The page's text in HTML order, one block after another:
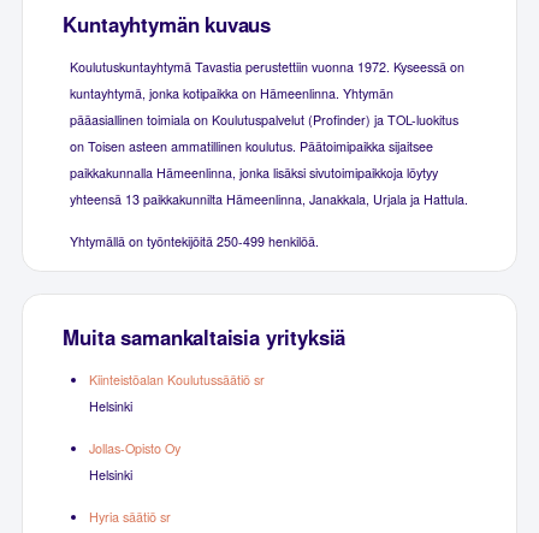
Kuntayhtymän kuvaus
Koulutuskuntayhtymä Tavastia perustettiin vuonna 1972. Kyseessä on
kuntayhtymä, jonka kotipaikka on Hämeenlinna. Yhtymän
pääasiallinen toimiala on Koulutuspalvelut (Profinder) ja TOL-luokitus
on Toisen asteen ammatillinen koulutus. Päätoimipaikka sijaitsee
paikkakunnalla Hämeenlinna, jonka lisäksi sivutoimipaikkoja löytyy
yhteensä 13 paikkakunnilta Hämeenlinna, Janakkala, Urjala ja Hattula.
Yhtymällä on työntekijöitä 250-499 henkilöä.
Muita samankaltaisia yrityksiä
Kiinteistöalan Koulutussäätiö sr
Helsinki
Jollas-Opisto Oy
Helsinki
Hyria säätiö sr